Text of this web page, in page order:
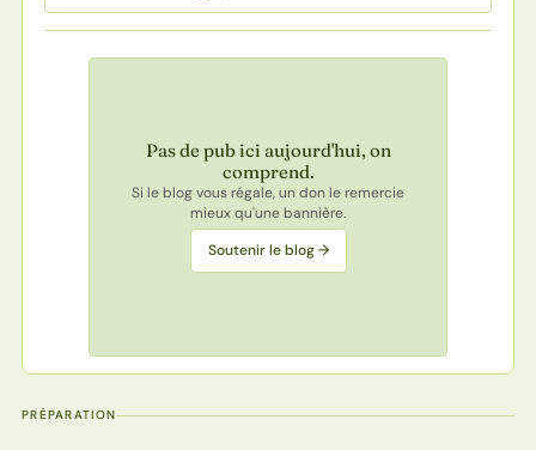
Pas de pub ici aujourd'hui, on
comprend.
Si le blog vous régale, un don le remercie
mieux qu'une bannière.
Soutenir le blog →
PRÉPARATION